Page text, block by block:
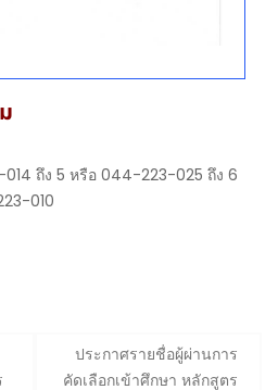
ถึง 5 หรือ 044-223-025 ถึง 6
010
ประกาศรายชื่อผู้ผ่านการ
คัดเลือกเข้าศึกษา หลักสูตร